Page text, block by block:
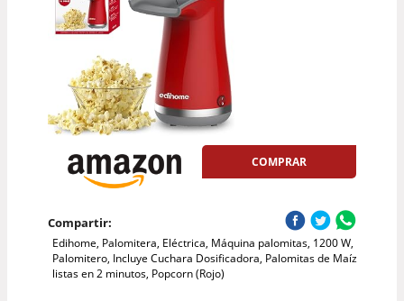
COMPRAR
Compartir:
Edihome, Palomitera, Eléctrica, Máquina palomitas, 1200 W,
Palomitero, Incluye Cuchara Dosificadora, Palomitas de Maíz
listas en 2 minutos, Popcorn (Rojo)